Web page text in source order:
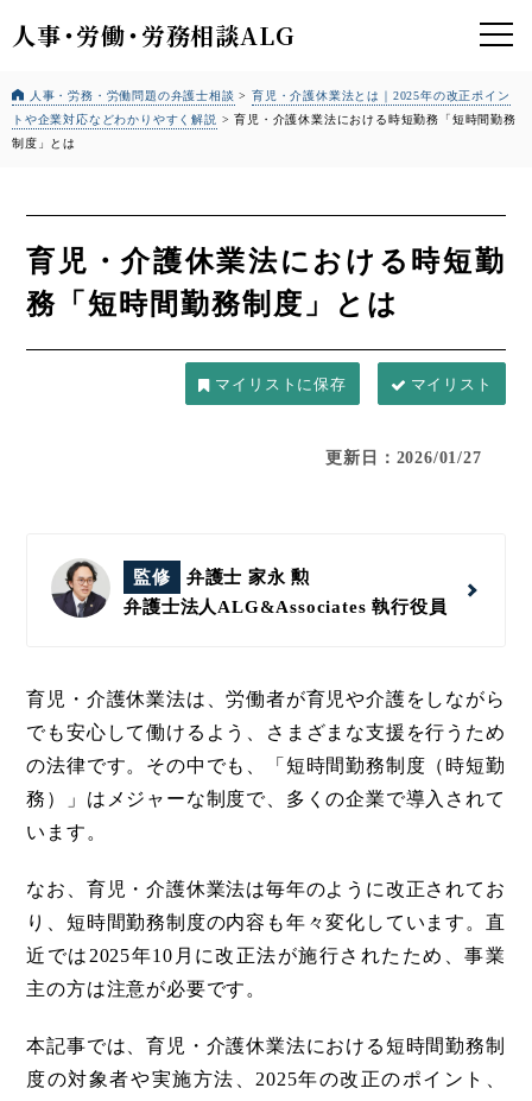
人事・労働・労務相談ALG
人事・労務・労働問題の弁護士相談 >育児・介護休業法とは｜2025年の改正ポイン
トや企業対応などわかりやすく解説 >育児・介護休業法における時短勤務「短時間勤務
制度」とは
育児・介護休業法における時短勤
務「短時間勤務制度」とは
マイリスト
更新日：2026/01/27
監修
弁護士 家永 勲
弁護士法人ALG&Associates執行役員
育児・介護休業法は、労働者が育児や介護をしながら
でも安心して働けるよう、さまざまな支援を行うため
の法律です。その中でも、「短時間勤務制度（時短勤
務）」はメジャーな制度で、多くの企業で導入されて
います。
なお、育児・介護休業法は毎年のように改正されてお
り、短時間勤務制度の内容も年々変化しています。直
近では2025年10月に改正法が施行されたため、事業
主の方は注意が必要です。
本記事では、育児・介護休業法における短時間勤務制
度の対象者や実施方法、2025年の改正のポイント、